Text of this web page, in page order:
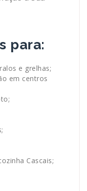
para:
e grelhas;
em centros
Cascais;